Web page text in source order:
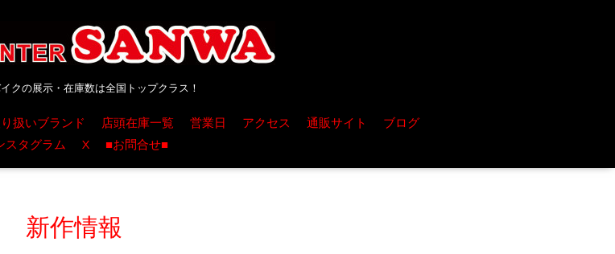
クの展示・在庫数は全国トップクラス！
扱いブランド 店頭在庫一覧 営業日 アクセス 通販サイト
ブログ
スタグラム
X ■お問合せ■
新作情報